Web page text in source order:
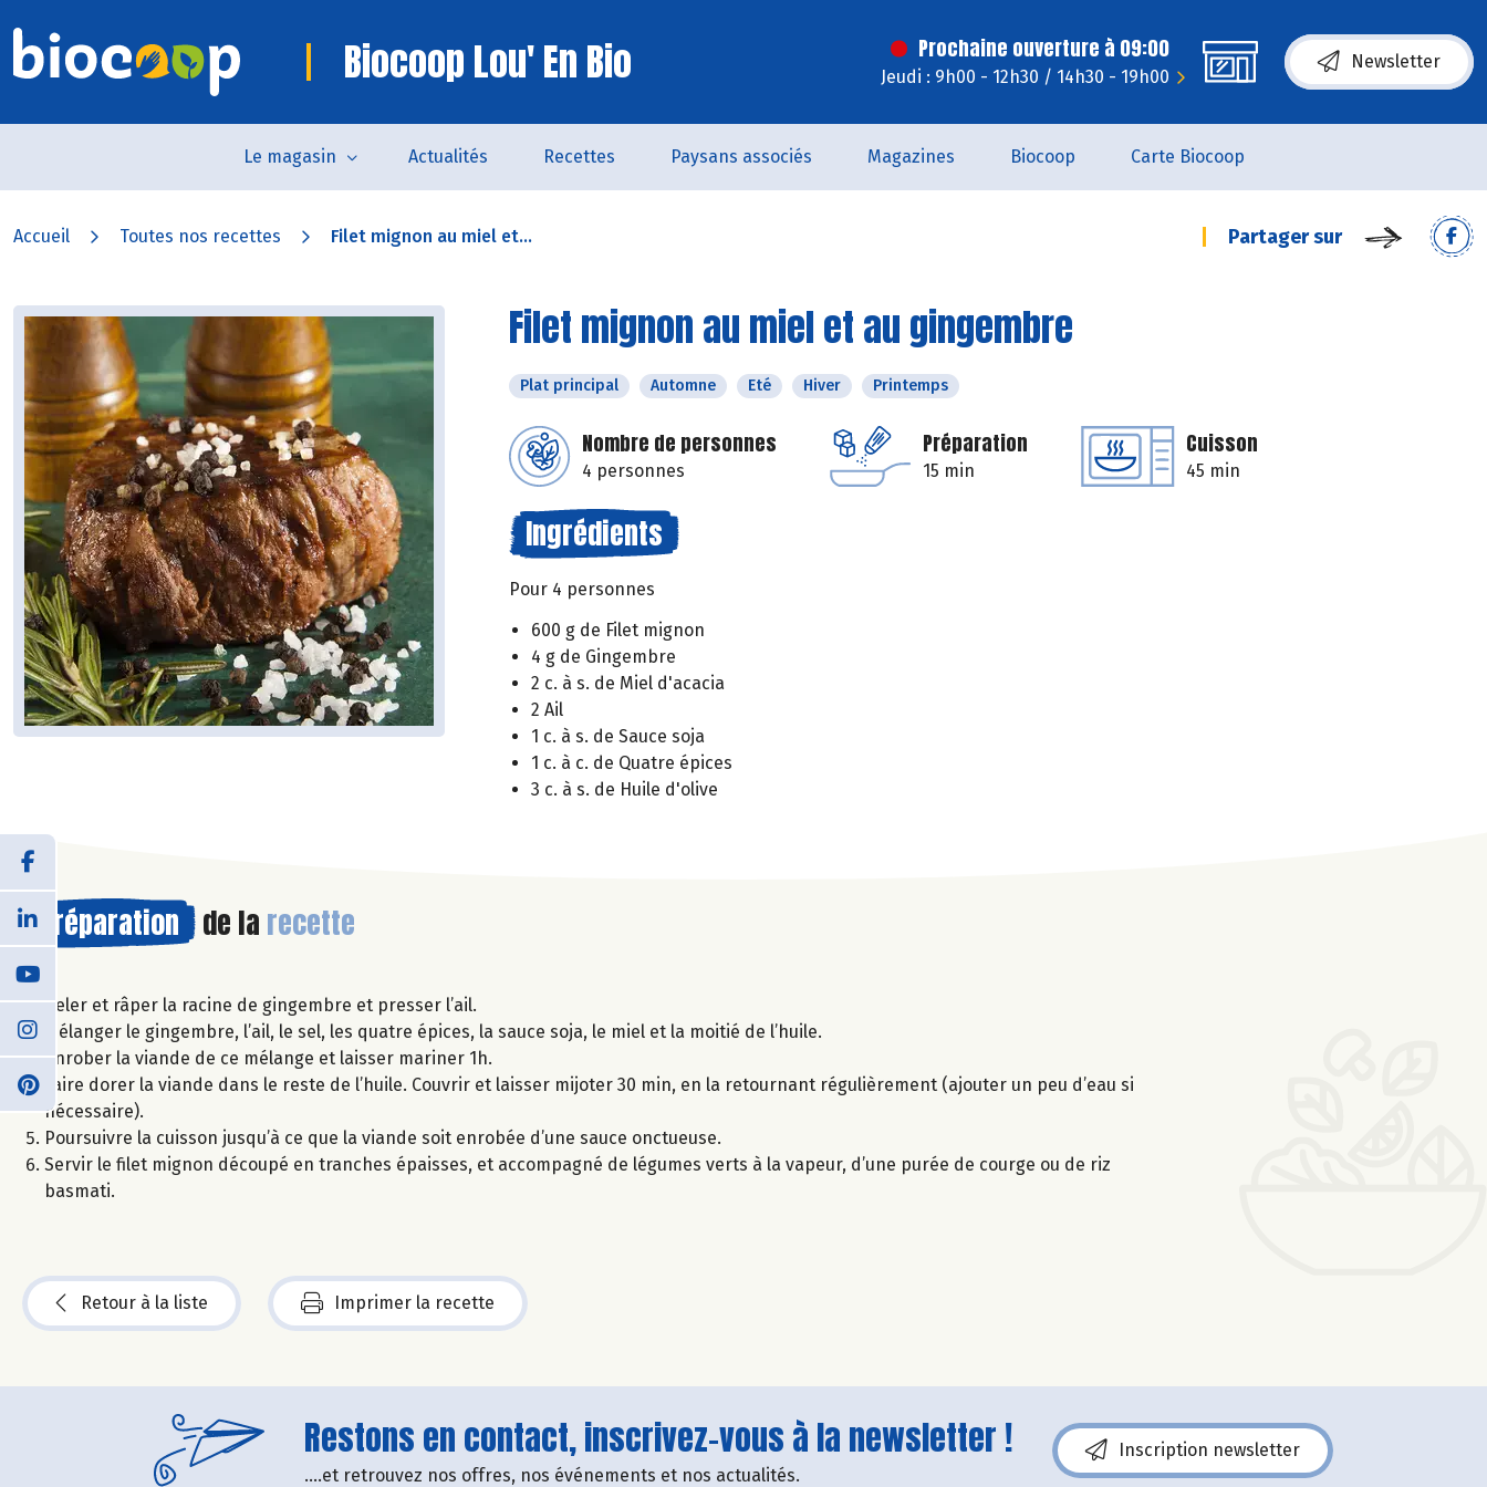
Biocoop Lou' En Bio Prochaine ouverture à 09:00
Jeudi : 9h00 - 12h30 / 14h30 - 19h00
Newsletter
Le magasin Actualités Recettes Paysans associés Magazines Biocoop Carte Biocoop
Accueil Toutes nos recettes Filet mignon au miel et... Partager sur
Filet mignon au miel et au gingembre
Plat principal Automne Eté Hiver Printemps
Nombre de personnes
4 personnes
Préparation
15 min
Cuisson
45 min
Ingrédients
Pour 4 personnes
600 g de Filet mignon
4 g de Gingembre
2 c. à s. de Miel d'acacia
2 Ail
1 c. à s. de Sauce soja
1 c. à c. de Quatre épices
3 c. à s. de Huile d'olive
Préparation de la recette
Peler et râper la racine de gingembre et presser l’ail.
Mélanger le gingembre, l’ail, le sel, les quatre épices, la sauce soja, le miel et la moitié de l’huile.
Enrober la viande de ce mélange et laisser mariner 1h.
Faire dorer la viande dans le reste de l’huile. Couvrir et laisser mijoter 30 min, en la retournant régulièrement (ajouter un peu d’eau si
nécessaire).
Poursuivre la cuisson jusqu’à ce que la viande soit enrobée d’une sauce onctueuse.
Servir le filet mignon découpé en tranches épaisses, et accompagné de légumes verts à la vapeur, d’une purée de courge ou de riz
basmati.
Retour à la liste Imprimer la recette
Restons en contact, inscrivez-vous à la newsletter !
....et retrouvez nos offres, nos événements et nos actualités.
Inscription newsletter